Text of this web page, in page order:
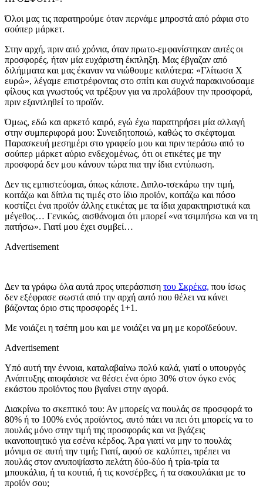
Όλοι μας τις παρατηρούμε όταν περνάμε μπροστά από ράφια στο
σούπερ μάρκετ.
Στην αρχή, πριν από χρόνια, όταν πρωτο-εμφανίστηκαν αυτές οι
προσφορές, ήταν μία ευχάριστη έκπληξη. Μας έβγαζαν από
διλήμματα και μας έκαναν να νιώθουμε καλύτερα: «Γλίτωσα Χ
ευρώ», λέγαμε επιστρέφοντας στο σπίτι και συχνά παρακινούσαμε
φίλους και γνωστούς να τρέξουν για να προλάβουν την προσφορά,
πριν εξαντληθεί το προϊόν.
Όμως, εδώ και αρκετό καιρό, εγώ έχω παρατηρήσει μία αλλαγή
στην συμπεριφορά μου: Συνειδητοποιώ, καθώς το σκέφτομαι
Παρασκευή μεσημέρι στο γραφείο μου και πριν περάσω από το
σούπερ μάρκετ αύριο ενδεχομένως, ότι οι ετικέτες με την
προσφορά δεν μου κάνουν τώρα πια την ίδια εντύπωση.
Δεν τις εμπιστεύομαι, όπως κάποτε. Διπλο-τσεκάρω την τιμή,
κοιτάζω και δίπλα τις τιμές στο ίδιο προϊόν, κοιτάζω και πόσο
κοστίζει ένα προϊόν άλλης ετικέτας με τα ίδια χαρακτηριστικά και
μέγεθος… Γενικώς, αισθάνομαι ότι μπορεί «να τσιμπήσω και να τη
πατήσω». Γιατί μου έχει συμβεί…
Advertisement
Δεν τα γράφω όλα αυτά προς υπεράσπιση του Σκρέκα, που ίσως
δεν εξέφρασε σωστά από την αρχή αυτό που θέλει να κάνει
βάζοντας όριο στις προσφορές 1+1.
Με νοιάζει η τσέπη μου και με νοιάζει να μη με κοροϊδεύουν.
Advertisement
Υπό αυτή την έννοια, καταλαβαίνω πολύ καλά, γιατί ο υπουργός
Ανάπτυξης αποφάσισε να θέσει ένα όριο 30% στον όγκο ενός
εκάστου προϊόντος που βγαίνει στην αγορά.
Διακρίνω το σκεπτικό του: Αν μπορείς να πουλάς σε προσφορά το
80% ή το 100% ενός προϊόντος, αυτό πάει να πει ότι μπορείς να το
πουλάς μόνο στην τιμή της προσφοράς και να βγάζεις
ικανοποιητικό για εσένα κέρδος. Άρα γιατί να μην το πουλάς
μόνιμα σε αυτή την τιμή; Γιατί, αφού σε καλύπτει, πρέπει να
πουλάς στον ανυποψίαστο πελάτη δύο-δύο ή τρία-τρία τα
μπουκάλια, ή τα κουτιά, ή τις κονσέρβες, ή τα σακουλάκια με το
προϊόν σου;